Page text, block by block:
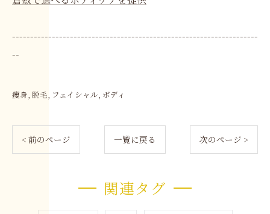
--------------------------------------------------------------------
--
痩身 脱毛 フェイシャル ボディ
< 前のページ 一覧に戻る 次のページ >
関連タグ